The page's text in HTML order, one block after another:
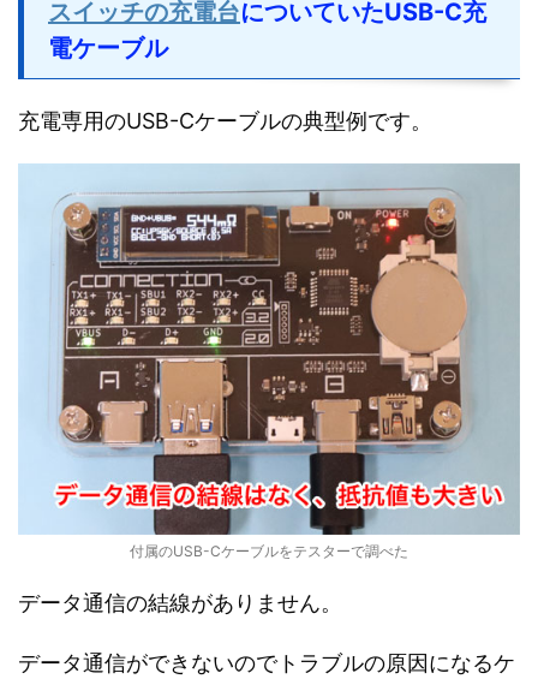
スイッチの充電台についていたUSB-C充
電ケーブル
充電専用のUSB-Cケーブルの典型例です。
付属のUSB-Cケーブルをテスターで調べた
データ通信の結線がありません。
データ通信ができないのでトラブルの原因になるケ